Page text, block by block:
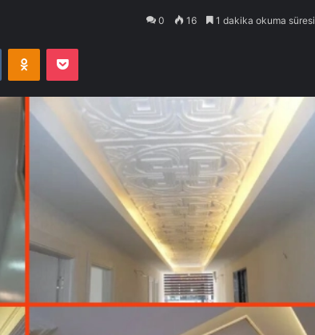
0 16 1 dakika okuma süresi
VKontakteOdnoklassniki
Pocket